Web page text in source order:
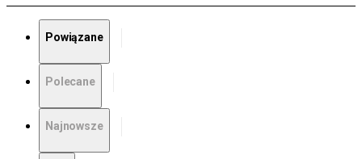
Powiązane
Polecane
Najnowsze